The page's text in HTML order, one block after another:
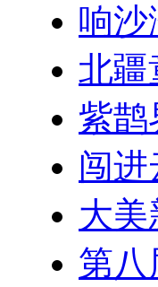
响沙
北疆
紫鹊
闯
大
第八